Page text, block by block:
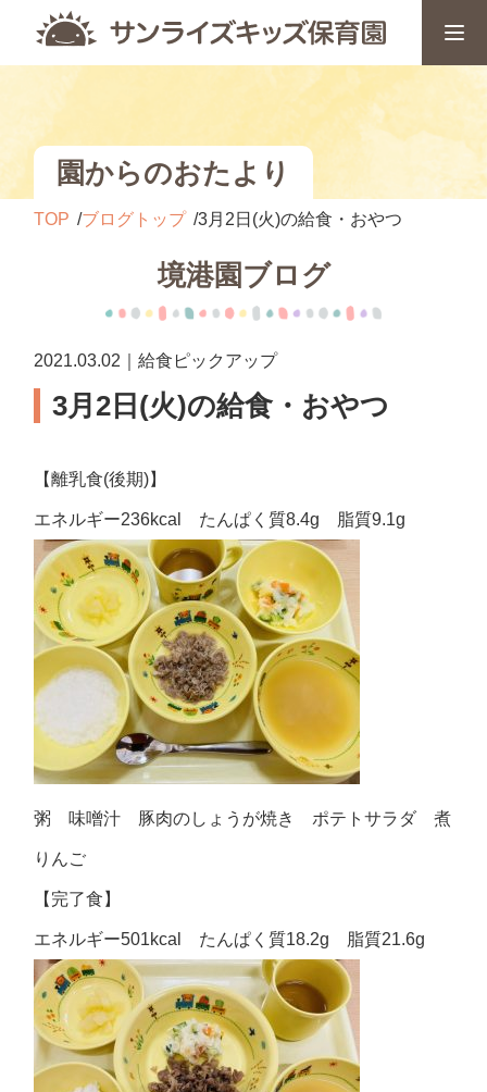
園からのおたより
TOP ブログトップ 3月2日(火)の給食・おやつ
境港園ブログ
2021.03.02｜給食ピックアップ
3月2日(火)の給食・おやつ
【離乳食(後期)】
エネルギー236kcal たんぱく質8.4g 脂質9.1g
粥 味噌汁 豚肉のしょうが焼き ポテトサラダ 煮
りんご
【完了食】
エネルギー501kcal たんぱく質18.2g 脂質21.6g